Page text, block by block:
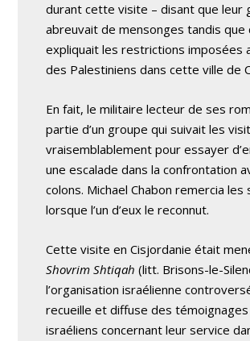
durant cette visite – disant que leur
abreuvait de mensonges tandis que
expliquait les restrictions imposées
des Palestiniens dans cette ville de
En fait, le militaire lecteur de ses
partie d’un groupe qui suivait les
vraisemblablement pour essayer
une escalade dans la confrontation
colons. Michael Chabon remercia les
lorsque l’un d’eux le reconnut.
Cette visite en Cisjordanie était
Shovrim Shtiqah(litt. Brisons-le-
l’organisation israélienne
recueille et diffuse des
israéliens concernant leur service